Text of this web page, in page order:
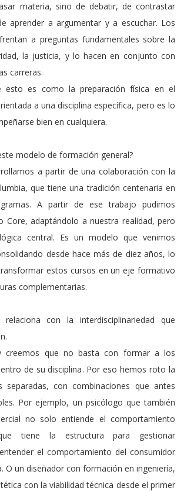
materia, sino de debatir, de contrastar
aprender a argumentar y a escuchar. Los
a preguntas fundamentales sobre la
la justicia, y lo hacen en conjunto con
carreras.
esto es como la preparación física en el
a una disciplina específica, pero es lo
bien en cualquiera.
modelo de formación general?
a partir de una colaboración con la
que tiene una tradición centenaria en
A partir de ese trabajo pudimos
Core, adaptándolo a nuestra realidad, pero
central. Es un modelo que venimos
desde hace más de diez años, lo
estos cursos en un eje formativo
complementarias.
con la interdisciplinariedad que
creemos que no basta con formar a los
de su disciplina. Por eso hemos roto la
separadas, con combinaciones que antes
Por ejemplo, un psicólogo que también
no solo entiende el comportamiento
tiene la estructura para gestionar
el comportamiento del consumidor
O un diseñador con formación en ingeniería,
con la viabilidad técnica desde el primer